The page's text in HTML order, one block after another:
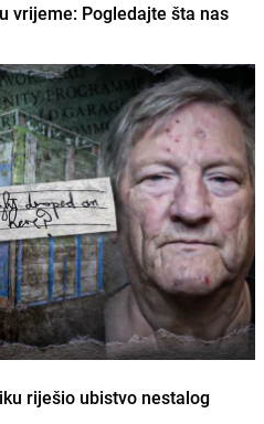
vrijeme: Pogledajte šta nas
riješio ubistvo nestalog